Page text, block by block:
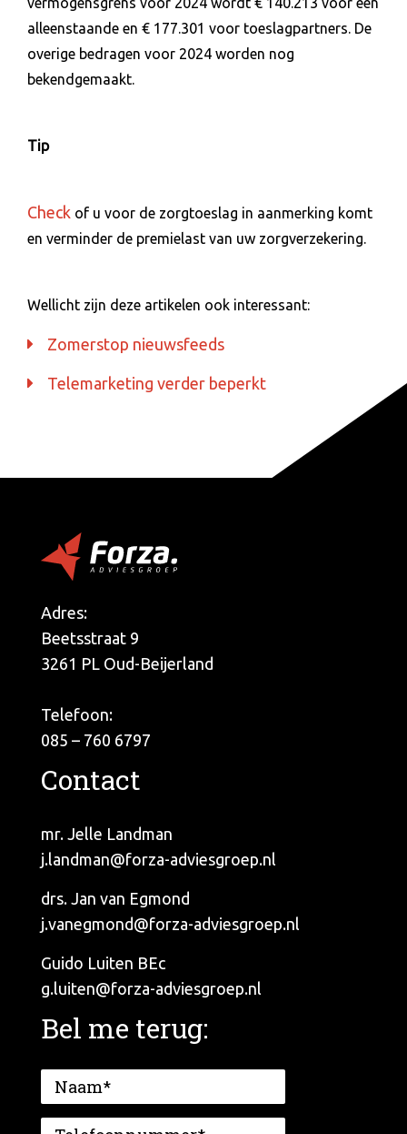
alleenstaande en € 177.301 voor toeslagpartners. De
overige bedragen voor 2024 worden nog
bekendgemaakt.
Tip
Check of u voor de zorgtoeslag in aanmerking komt
en verminder de premielast van uw zorgverzekering.
Wellicht zijn deze artikelen ook interessant:
Zomerstop nieuwsfeeds
Telemarketing verder beperkt
Adres:
Beetsstraat 9
3261 PL Oud-Beijerland
Telefoon:
085 – 760 6797
Contact
mr. Jelle Landman
j.landman@forza-adviesgroep.nl
drs. Jan van Egmond
j.vanegmond@forza-adviesgroep.nl
Guido Luiten BEc
g.luiten@forza-adviesgroep.nl
Bel me terug: